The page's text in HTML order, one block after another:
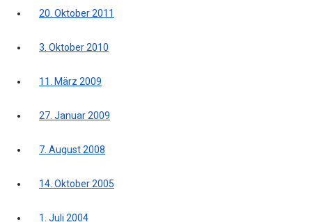
20. Oktober 2011
3. Oktober 2010
11. März 2009
27. Januar 2009
7. August 2008
14. Oktober 2005
1. Juli 2004